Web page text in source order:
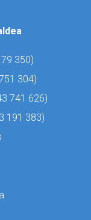
350)
304)
741 626)
191 383)